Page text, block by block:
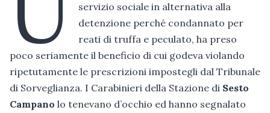
servizio sociale in alternativa alla
detenzione perché condannato per
reati di truffa e peculato, ha preso
poco seriamente il beneficio di cui godeva violando
ripetutamente le prescrizioni impostegli dal Tribunale
di Sorveglianza. I Carabinieri della Stazione di Sesto
Campano lo tenevano d’occhio ed hanno segnalato